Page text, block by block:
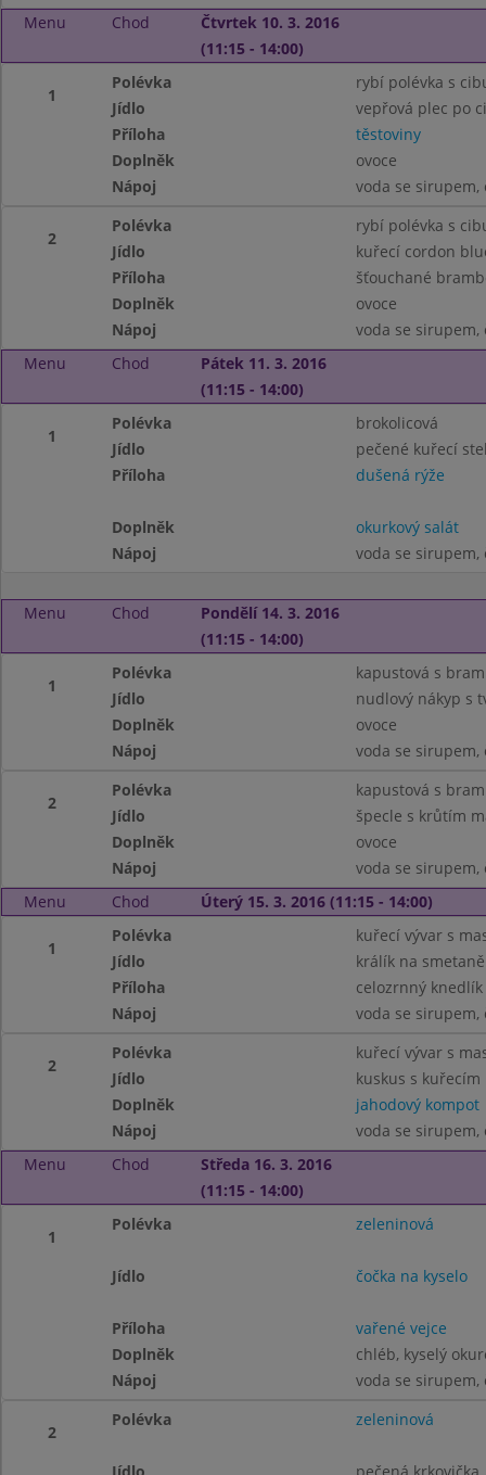
Menu
Chod
Čtvrtek 10. 3. 2016
(11:15 - 14:00)
1
Polévka
rybí polévka s
Jídlo
vepřová plec po
Příloha
těstoviny
Doplněk
ovoce
Nápoj
voda se sirupem,
2
Polévka
rybí polévka s
Jídlo
kuřecí cordon
Příloha
šťouchané
Doplněk
ovoce
Nápoj
voda se sirupem,
Menu
Chod
Pátek 11. 3. 2016
(11:15 - 14:00)
1
Polévka
brokolicová
Jídlo
pečené kuřecí
Příloha
dušená rýže
Doplněk
okurkový salát
Nápoj
voda se sirupem,
Menu Chod
Pondělí 14. 3. 2016
(11:15 - 14:00)
1
Polévka
kapustová s
Jídlo
nudlový nákyp s
Doplněk
ovoce
Nápoj
voda se sirupem,
2
Polévka
kapustová s
Jídlo
špecle s krůtím
Doplněk
ovoce
Nápoj
voda se sirupem,
Menu
Chod Úterý 15. 3. 2016 (11:15 - 14:00)
1
Polévka
kuřecí vývar s
Jídlo
králík na smetaně
Příloha
celozrnný knedlík
Nápoj
voda se sirupem,
2
Polévka
kuřecí vývar s
Jídlo
kuskus s
Doplněk
jahodový kompot
Nápoj
voda se sirupem,
Menu
Chod
Středa 16. 3. 2016
(11:15 - 14:00)
1
Polévka zeleninová
Jídlo čočka na kyselo
Příloha
vařené vejce
Doplněk
chléb, kyselý
Nápoj
voda se sirupem,
2
Polévka zeleninová